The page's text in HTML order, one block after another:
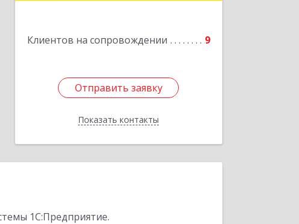
Клиентов на сопровождении 9
Отправить заявку
Показать контакты
Отправить заявку
Назад
1С:Предприятие.